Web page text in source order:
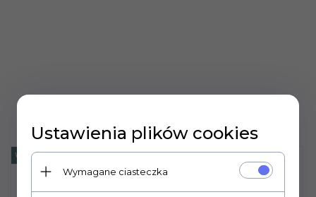
-35%
WYPRZEDAŻ
Ustawienia plików cookies
Wymagane ciasteczka